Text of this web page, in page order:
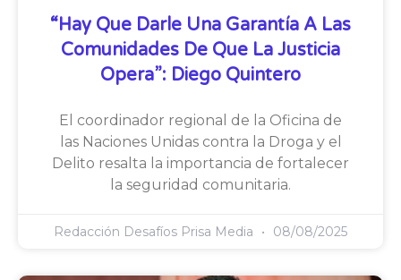
“Hay Que Darle Una Garantía A Las
Comunidades De Que La Justicia
Opera”: Diego Quintero
El coordinador regional de la Oficina de
las Naciones Unidas contra la Droga y el
Delito resalta la importancia de fortalecer
la seguridad comunitaria.
Redacción Desafíos Prisa Media 08/08/2025